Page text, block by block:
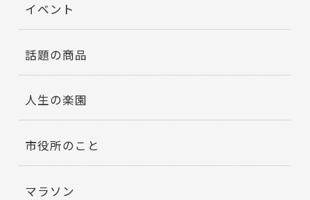
イベント
話題の商品
人生の楽園
市役所のこと
マラソン